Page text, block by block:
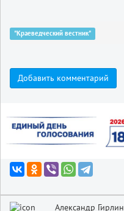
"Краеведческий вестник"
Добавить комментарий
Александр Гирлин